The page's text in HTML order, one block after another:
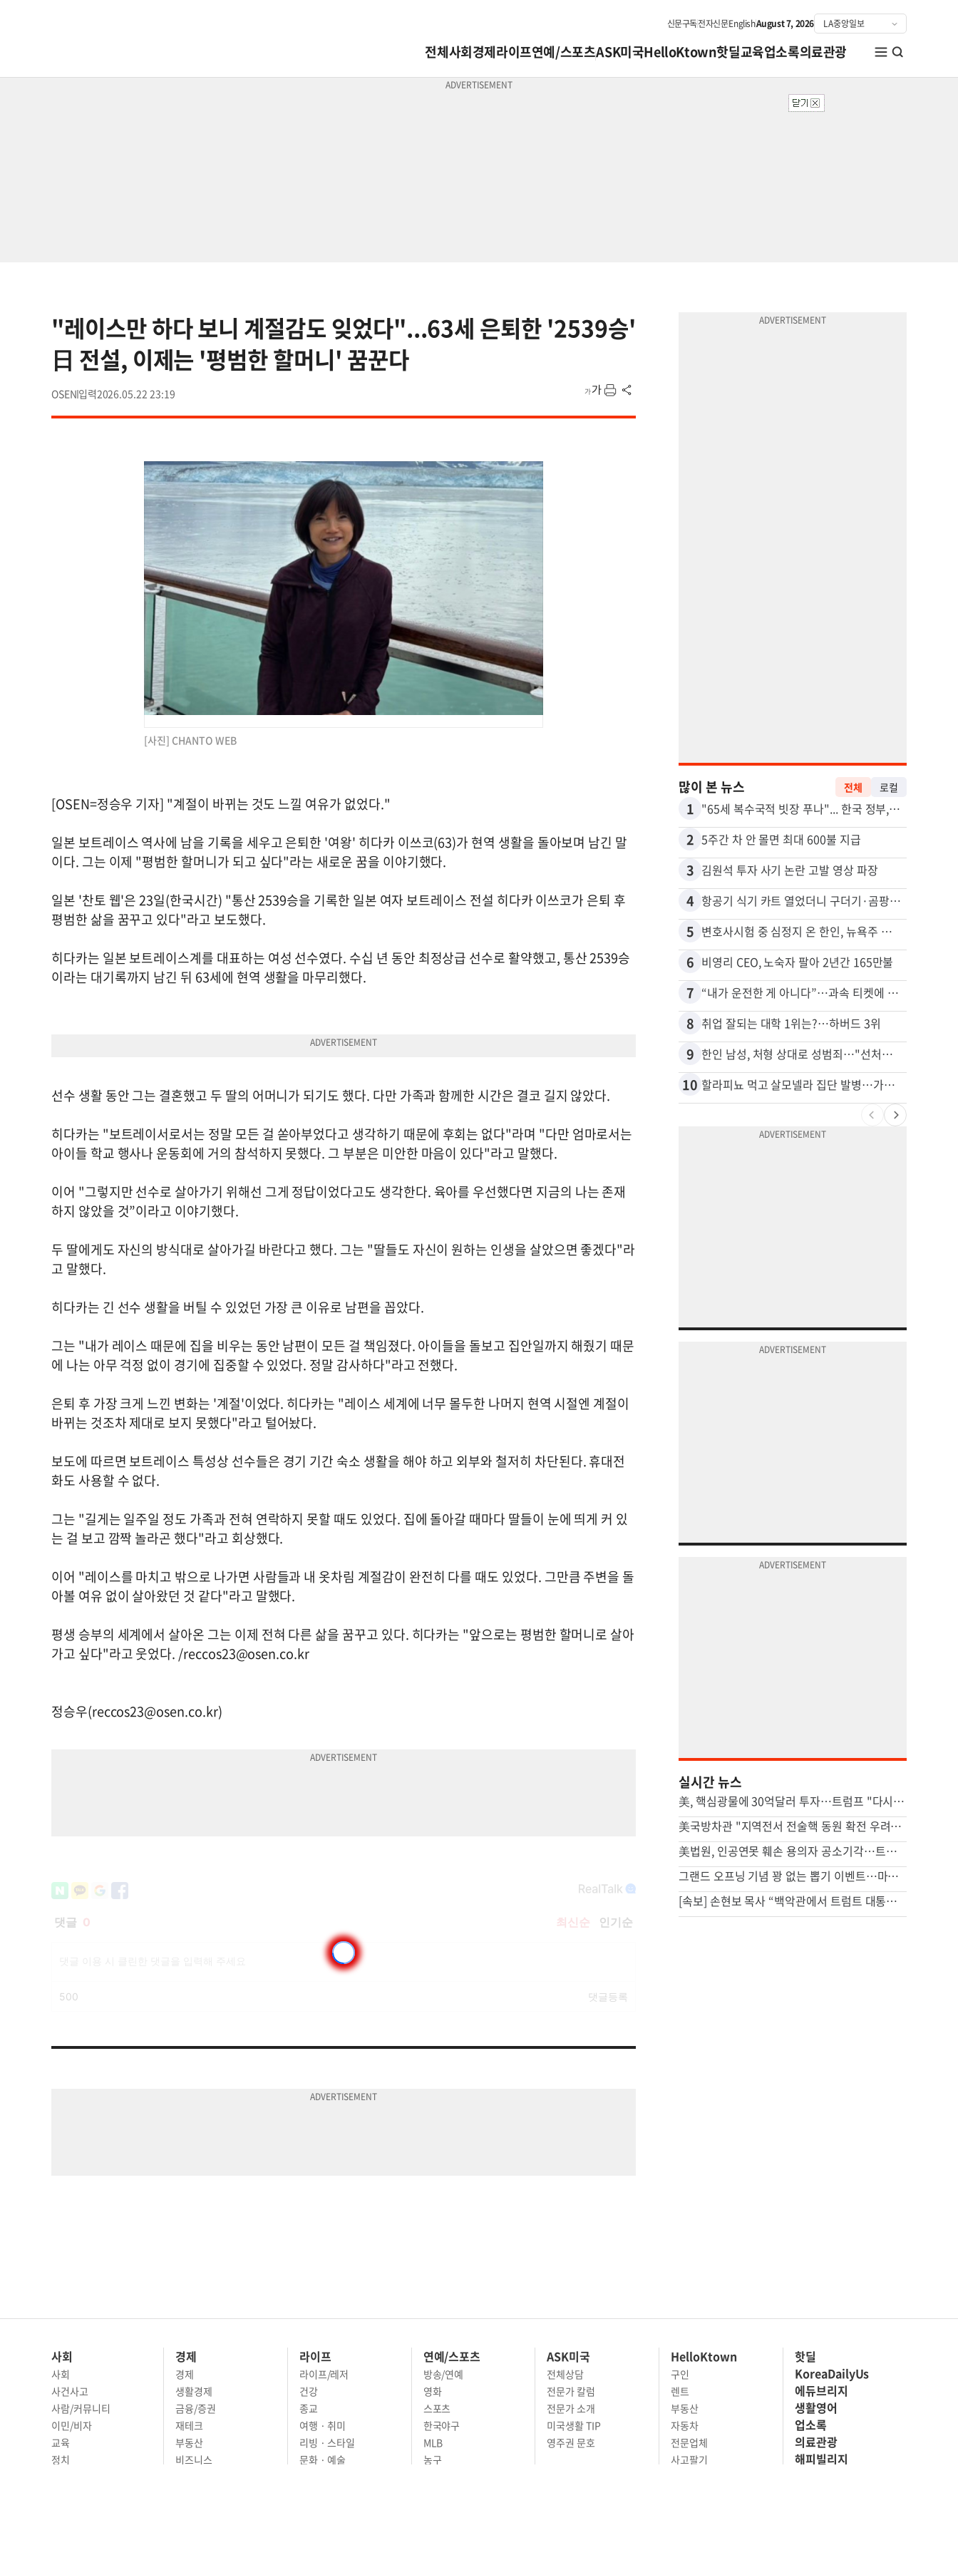
신문구독전자신문EnglishAugust 7, 2026
전체사회경제라이프연예/스포츠ASK미국HelloKtown핫딜교육업소록의료관광
"레이스만 하다 보니 계절감도 잊었다"...63세 은퇴한 '2539승'
日 전설, 이제는 '평범한 할머니' 꿈꾼다
OSEN 2026.05.22 23:19
[사진] CHANTO WEB
[OSEN=정승우 기자] "계절이 바뀌는 것도 느낄 여유가 없었다."
일본 보트레이스 역사에 남을 기록을 세우고 은퇴한 '여왕' 히다카 이쓰코(63)가 현역 생활을 돌아보며 남긴 말
이다. 그는 이제 "평범한 할머니가 되고 싶다"라는 새로운 꿈을 이야기했다.
일본 '찬토 웹'은 23일(한국시간) "통산 2539승을 기록한 일본 여자 보트레이스 전설 히다카 이쓰코가 은퇴 후
평범한 삶을 꿈꾸고 있다"라고 보도했다.
히다카는 일본 보트레이스계를 대표하는 여성 선수였다. 수십 년 동안 최정상급 선수로 활약했고, 통산 2539승
이라는 대기록까지 남긴 뒤 63세에 현역 생활을 마무리했다.
선수 생활 동안 그는 결혼했고 두 딸의 어머니가 되기도 했다. 다만 가족과 함께한 시간은 결코 길지 않았다.
히다카는 "보트레이서로서는 정말 모든 걸 쏟아부었다고 생각하기 때문에 후회는 없다"라며 "다만 엄마로서는
아이들 학교 행사나 운동회에 거의 참석하지 못했다. 그 부분은 미안한 마음이 있다"라고 말했다.
이어 "그렇지만 선수로 살아가기 위해선 그게 정답이었다고도 생각한다. 육아를 우선했다면 지금의 나는 존재
하지 않았을 것”이라고 이야기했다.
두 딸에게도 자신의 방식대로 살아가길 바란다고 했다. 그는 "딸들도 자신이 원하는 인생을 살았으면 좋겠다"라
고 말했다.
히다카는 긴 선수 생활을 버틸 수 있었던 가장 큰 이유로 남편을 꼽았다.
그는 "내가 레이스 때문에 집을 비우는 동안 남편이 모든 걸 책임졌다. 아이들을 돌보고 집안일까지 해줬기 때문
에 나는 아무 걱정 없이 경기에 집중할 수 있었다. 정말 감사하다"라고 전했다.
은퇴 후 가장 크게 느낀 변화는 '계절'이었다. 히다카는 "레이스 세계에 너무 몰두한 나머지 현역 시절엔 계절이
바뀌는 것조차 제대로 보지 못했다"라고 털어놨다.
보도에 따르면 보트레이스 특성상 선수들은 경기 기간 숙소 생활을 해야 하고 외부와 철저히 차단된다. 휴대전
화도 사용할 수 없다.
그는 "길게는 일주일 정도 가족과 전혀 연락하지 못할 때도 있었다. 집에 돌아갈 때마다 딸들이 눈에 띄게 커 있
는 걸 보고 깜짝 놀라곤 했다"라고 회상했다.
이어 "레이스를 마치고 밖으로 나가면 사람들과 내 옷차림 계절감이 완전히 다를 때도 있었다. 그만큼 주변을 돌
아볼 여유 없이 살아왔던 것 같다"라고 말했다.
평생 승부의 세계에서 살아온 그는 이제 전혀 다른 삶을 꿈꾸고 있다. 히다카는 "앞으로는 평범한 할머니로 살아
가고 싶다"라고 웃었다. /reccos23@osen.co.kr
정승우(reccos23@osen.co.kr)
많이 본 뉴스 전체 로컬
1 "65세 복수국적 빗장 푸나"... 한국 정부, 연령 완화 전면 추진
2 5주간 차 안 몰면 최대 600불 지급
3 김원석 투자 사기 논란 고발 영상 파장
4 항공기 식기 카트 열었더니 구더기·곰팡이…LAX 기내식 업체 논란
5 변호사시험 중 심정지 온 한인, 뉴욕주 제소
6 비영리 CEO, 노숙자 팔아 2년간 165만불
7 “내가 운전한 게 아니다”…과속 티켓에 오토파일럿 탓한 운전자
8 취업 잘되는 대학 1위는?…하버드 3위
9 한인 남성, 처형 상대로 성범죄…"선처해줬더니 배신자 취급"
10 할라피뇨 먹고 살모넬라 집단 발병…가주 등 27개 주 확산
실시간 뉴스
美, 핵심광물에 30억달러 투자…트럼프 "다시는 中 의존 않도록"
美국방차관 "지역전서 전술핵 동원 확전 우려…합리적 핵옵션 필요"
美법원, 인공연못 훼손 용의자 공소기각…트럼프는 "재고해야"(종합)
그랜드 오프닝 기념 꽝 없는 뽑기 이벤트…마루가메 우동 오픈
[속보] 손현보 목사 “백악관에서 트럼트 대통령 접견”
사회
사회
사건사고
사람/커뮤니티
이민/비자
경제
경제
생활경제
금융/증권
재테크
라이프
라이프/레저
건강
종교
여행 · 취미
연예/스포츠
방송/연예
영화
스포츠
한국야구
ASK미국
전체상담
전문가 칼럼
전문가 소개
HelloKtown
구인
렌트
부동산
자동차
핫딜
KoreaDailyUs
에듀브리지
생활영어
업소록